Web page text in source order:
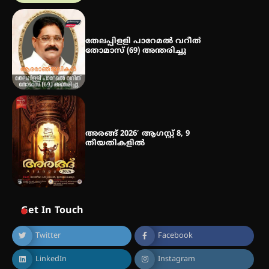
തേലപ്പിളളി പാറേമൽ വറീത്
തോമാസ് (69) അന്തരിച്ചു
അരങ്ങ് 2026′ ആഗസ്റ്റ് 8, 9
തീയതികളിൽ
Get In Touch
Twitter Facebook
LinkedIn Instagram